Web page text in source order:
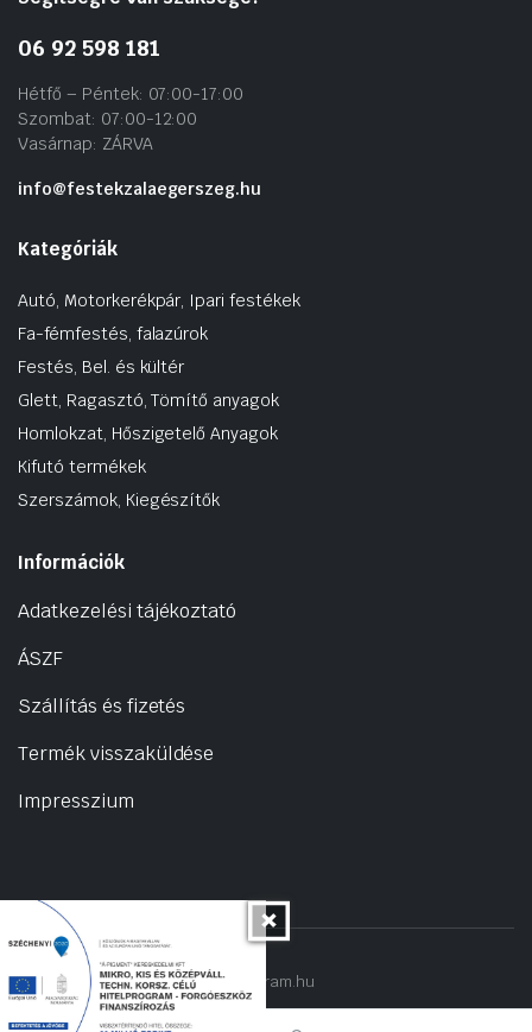
06 92 598 181
Hétfő – Péntek: 07:00-17:00
Szombat: 07:00-12:00
Vasárnap: ZÁRVA
info@festekzalaegerszeg.hu
Kategóriák
Autó, Motorkerékpár, Ipari festékek
Fa-fémfestés, falazúrok
Festés, Bel. és kültér
Glett, Ragasztó, Tömítő anyagok
Homlokzat, Hőszigetelő Anyagok
Kifutó termékek
Szerszámok, Kiegészítők
Információk
Adatkezelési tájékoztató
ÁSZF
Szállítás és fizetés
Termék visszaküldése
Impresszium
Copyright 2022 © hogyantalaljanakram.hu